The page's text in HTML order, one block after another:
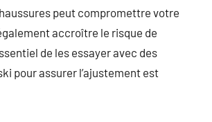
peut compromettre votre
accroître le risque de
de les essayer avec des
pour assurer l’ajustement est